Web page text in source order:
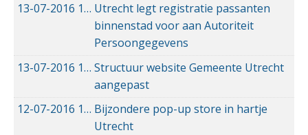
13-07-2016 13-07-2016 09:03
Utrecht legt registratie passanten
binnenstad voor aan Autoriteit
Persoongegevens
13-07-2016 13-07-2016 08:44
Structuur website Gemeente Utrecht
aangepast
12-07-2016 12-07-2016 21:13
Bijzondere pop-up store in hartje
Utrecht